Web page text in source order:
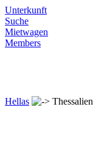
Unterkunft
Suche
Mietwagen
Members
Hellas Thessalien